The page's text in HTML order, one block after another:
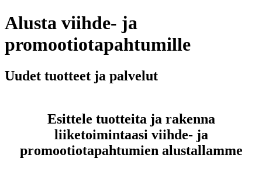
Alusta viihde- ja
promootiotapahtumille
Uudet tuotteet ja palvelut
Esittele tuotteita ja rakenna
liiketoimintaasi viihde- ja
promootiotapahtumien alustallamme